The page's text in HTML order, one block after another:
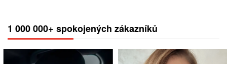
1 000 000+ spokojených zákazníků